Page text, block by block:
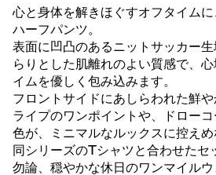
心と身体を解きほぐすオフタイム
ハーフパンツ。
表面に凹凸のあるニットサッカー
らりとした肌離れのよい質感で、
イムを優しく包み込みます。
フロントサイドにあしらわれた鮮
ライプのワンポイントや、ドロー
色が、ミニマルなルックスに控えめ
同シリーズのTシャツと合わせたセ
勿論、穏やかな休日のワンマイル